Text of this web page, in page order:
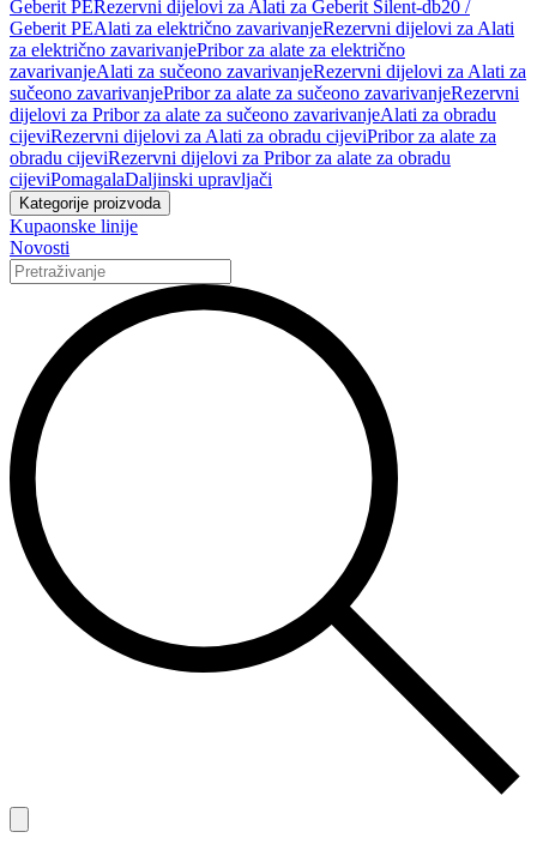
Geberit PERezervni dijelovi za Alati za Geberit Silent-db20 /
Geberit PEAlati za električno zavarivanjeRezervni dijelovi za Alati
za električno zavarivanjePribor za alate za električno
zavarivanjeAlati za sučeono zavarivanjeRezervni dijelovi za Alati za
sučeono zavarivanjePribor za alate za sučeono zavarivanjeRezervni
dijelovi za Pribor za alate za sučeono zavarivanjeAlati za obradu
cijeviRezervni dijelovi za Alati za obradu cijeviPribor za alate za
obradu cijeviRezervni dijelovi za Pribor za alate za obradu
cijeviPomagalaDaljinski upravljači
Kategorije proizvoda
Kupaonske linije
Novosti